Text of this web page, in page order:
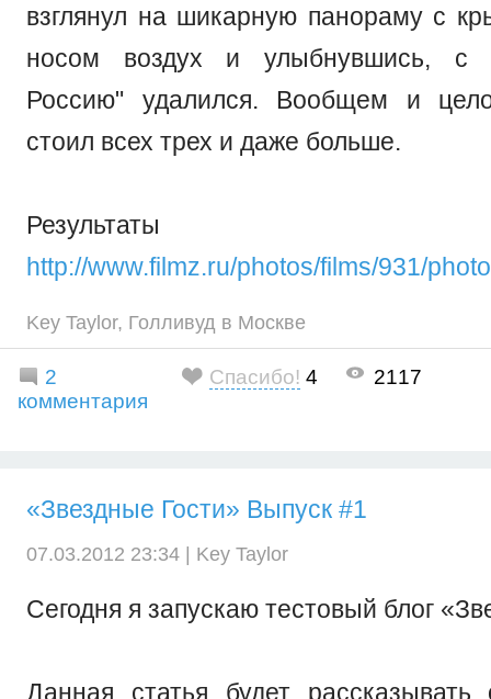
взглянул на шикарную панораму с
носом воздух и улыбнувшись, с
Россию" удалился. Вообщем и
стоил всех трех и даже больше.
http://www.filmz.ru/photos/films/931/
Key Taylor, Голливуд в Москве
2
комментария
Спасибо! 4 2117
«Звездные Гости» Выпуск #1
07.03.2012 23:34 | Key Taylor
Сегодня я запускаю тестовый блог
Данная статья будет